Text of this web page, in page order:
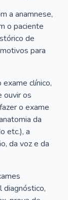
a anamnese,
o paciente
de
para
clínico,
ouvir os
o exame
da
etc.), a
da voz e da
diagnóstico,